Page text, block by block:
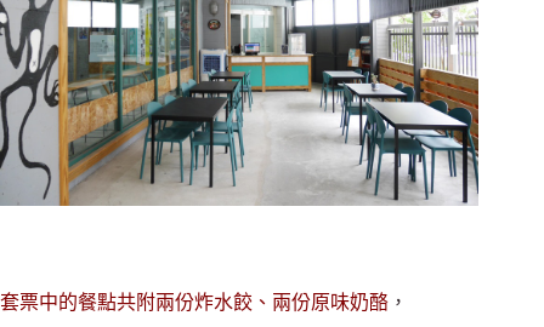
套票中的餐點共附兩份炸水餃、兩份原味奶酪 ，